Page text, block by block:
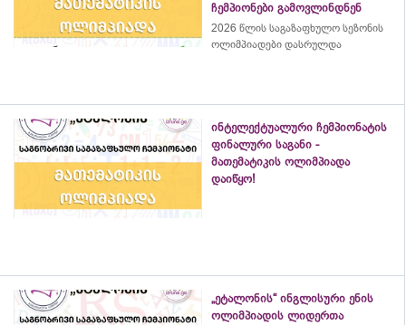
ჩემპიონები გამოვლინდნენ
2026 წლის საგაზაფხულო სეზონის
ოლიმპიადები დასრულდა
ინტელექტუალური ჩემპიონატის
ფინალური საგანი -
მათემატიკის ოლიმპიადა
დაიწყო!
„ეტალონის“ ინგლისური ენის
ოლიმპიადის ლიდერთა